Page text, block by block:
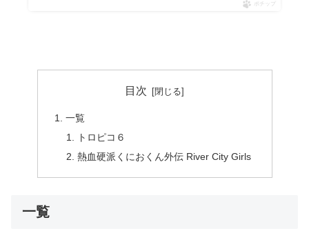
ポチップ
目次
一覧
トロピコ６
熱血硬派くにおくん外伝 River City Girls
一覧